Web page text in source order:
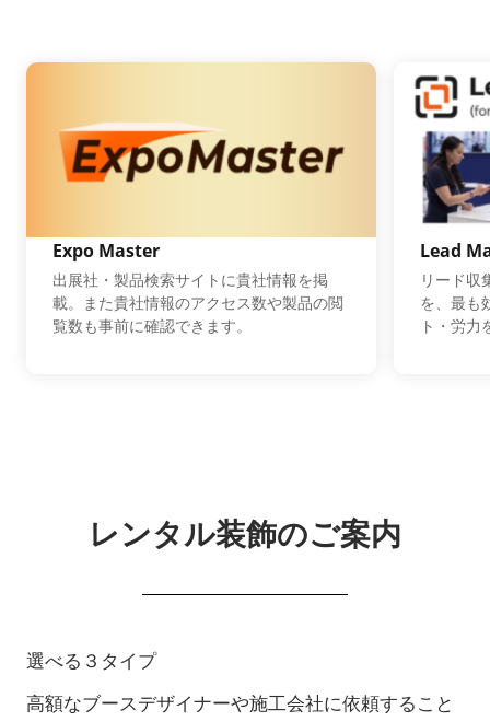
Expo Master
出展社・製品検索サイトに貴社情報を掲
載。また貴社情報のアクセス数や製品の閲
覧数も事前に確認できます。
Lead
リード収
を、最も
ト・労力
レンタル装飾のご案内
選べる３タイプ
高額なブースデザイナーや施工会社に依頼すること